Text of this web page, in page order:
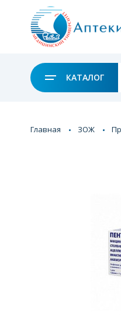
КАТАЛОГ
Главная ЗОЖ